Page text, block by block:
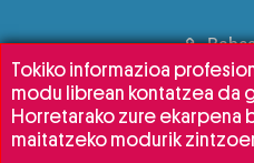
Tokiko informazioa
modu librean kontatzea da
Horretarako zure ekarpena
maitatzeko modurik